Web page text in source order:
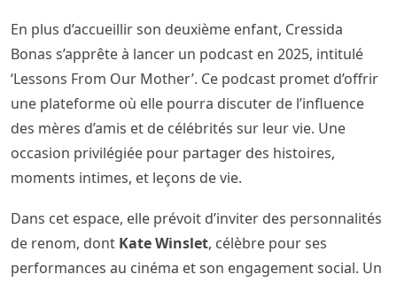
En plus d’accueillir son deuxième enfant, Cressida
Bonas s’apprête à lancer un podcast en 2025, intitulé
‘Lessons From Our Mother’. Ce podcast promet d’offrir
une plateforme où elle pourra discuter de l’influence
des mères d’amis et de célébrités sur leur vie. Une
occasion privilégiée pour partager des histoires,
moments intimes, et leçons de vie.
Dans cet espace, elle prévoit d’inviter des personnalités
de renom, dont Kate Winslet, célèbre pour ses
performances au cinéma et son engagement social. Un